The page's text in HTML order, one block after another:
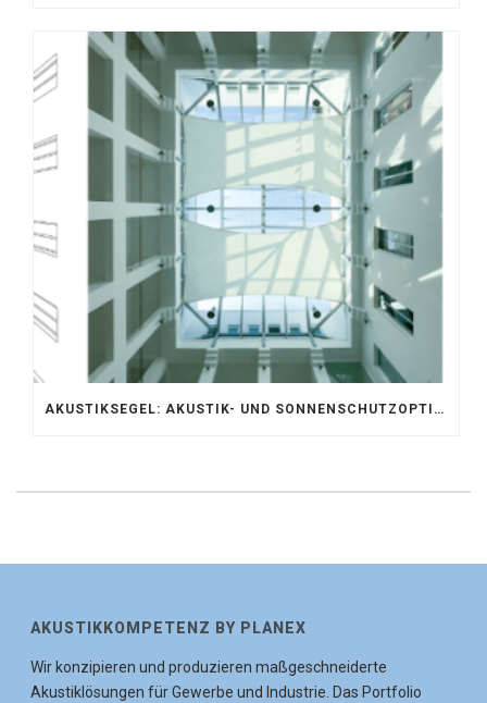
AKUSTIKSEGEL: AKUSTIK- UND SONNENSCHUTZOPTIMIERUNG IM ATRIUM DER UNIVERSITÄT BONN
AKUSTIKKOMPETENZ BY PLANEX
Wir konzipieren und produzieren maßgeschneiderte
Akustiklösungen für Gewerbe und Industrie. Das Portfolio